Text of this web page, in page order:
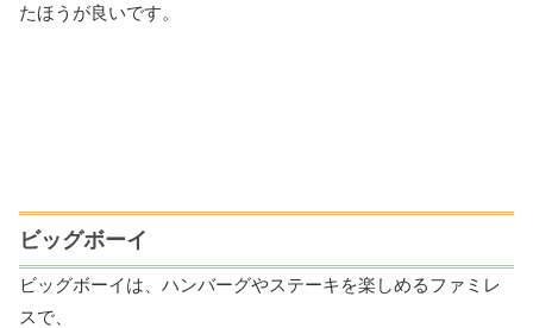
たほうが良いです。
ビッグボーイ
ビッグボーイは、ハンバーグやステーキを楽しめるファミレ
スで、